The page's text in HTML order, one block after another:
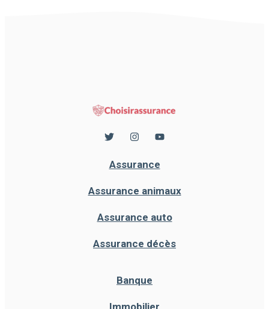
Assurance
Assurance animaux
Assurance auto
Assurance décès
Banque